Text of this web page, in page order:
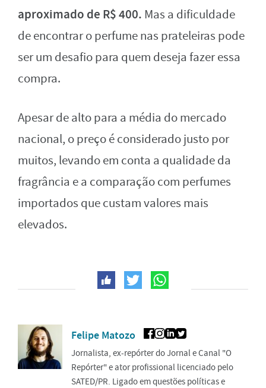
aproximado de R$ 400. Mas a dificuldade
de encontrar o perfume nas prateleiras pode
ser um desafio para quem deseja fazer essa
compra.
Apesar de alto para a média do mercado
nacional, o preço é considerado justo por
muitos, levando em conta a qualidade da
fragrância e a comparação com perfumes
importados que custam valores mais
elevados.
Felipe Matozo
Jornalista, ex-repórter do Jornal e Canal "O
Repórter" e ator profissional licenciado pelo
SATED/PR. Ligado em questões políticas e